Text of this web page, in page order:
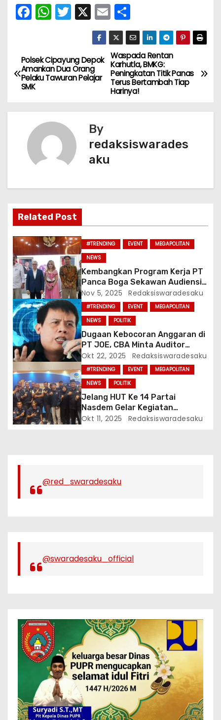
F
e
b
o
o
k
W
ts
A
p
T
er
X E
m
ai
l
S
h
ar
e
N
a
s
i
p
o
s
Waspada Rentan
Karhutla, BMKG:
Peningkatan Titik Panas
Terus Bertambah Tiap
Harinya!
Polsek Cipayung Depok
Amankan Dua Orang
Pelaku Tawuran Pelajar
SMK
By
redaksiswarades
aku
Related Post
#TRENDING EVENT
MEGAPOLITAN
NEWS
Kembangkan Program Kerja PT
Panca Boga Sekawan Audiensi
Di Kantor Kementerian P2MI
Nov 5, 2025 Redaksiswaradesaku
#TRENDING EVENT
MEGAPOLITAN
NEWS
POLITIK
Dugaan Kebocoran Anggaran di
PT JOE, CBA Minta Auditor
Negara Melakukan Audit
Okt 22, 2025 Redaksiswaradesaku
#TRENDING EVENT
MEGAPOLITAN
NEWS
POLITIK
Jelang HUT Ke 14 Partai
Nasdem Gelar Kegiatan
Kemanusiaan Berupa Donor
Okt 11, 2025 Redaksiswaradesaku
@red_swaradesaku
@swaradesaku_official